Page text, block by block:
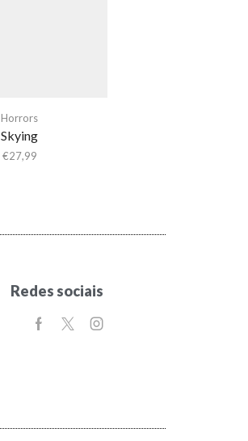
Horrors
Skying
€27,99
Redes sociais